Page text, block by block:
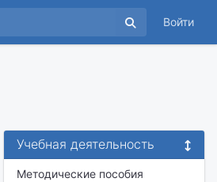
Войти
Учебная деятельность
Методические пособия